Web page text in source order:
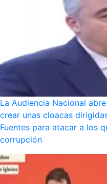
La Audiencia Nacional
crear unas cloacas
Fuentes para atacar a los
corrupción